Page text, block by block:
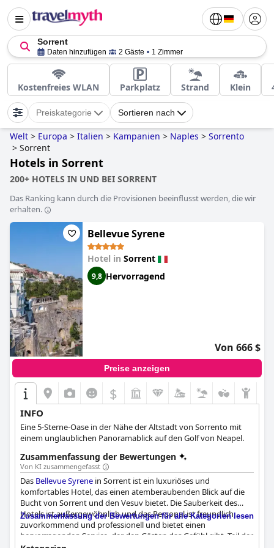
Sorrent
Daten hinzufügen 2 Gäste 1 Zimmer
Kostenfreies WLAN Parkplatz Strand Klein
Preiskategorie Sortieren nach
Welt > Europa > Italien > Kampanien > Naples > Sorrento
> Sorrent
Hotels in Sorrent
200+ HOTELS IN UND BEI SORRENT
Das Ranking kann durch die Provisionen beeinflusst werden, die wir
erhalten.
Bellevue Syrene
Hotel in Sorrent
9,8 Hervorragend
Von 666 $
Preise anzeigen
$
INFO
Eine 5-Sterne-Oase in der Nähe der Altstadt von Sorrento mit
einem unglaublichen Panoramablick auf den Golf von Neapel.
Zusammenfassung der Bewertungen
Von KI zusammengefasst
Das Bellevue Syrene in Sorrent ist ein luxuriöses und
komfortables Hotel, das einen atemberaubenden Blick auf die
Bucht von Sorrent und den Vesuv bietet. Die Sauberkeit des
Hotels ist außergewöhnlich und das Personal ist freundlich,
zuvorkommend und professionell und bietet einen
hervorragenden Service, der den Gästen das Gefühl gibt, Teil der
Zusammenfassung der Bewertungen für alle Kategorien lesen